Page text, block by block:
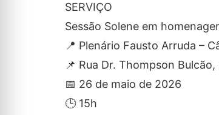
SERVIÇO
Sessão Solene em
📍 Plenário Fausto Arruda –
📌 Rua Dr. Thompson
📅 26 de maio de 2026
🕒 15h